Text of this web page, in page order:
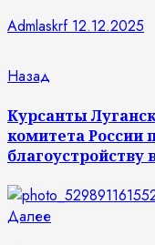
Admlaskrf 12.12.2025
Продолжить
чтение
Назад
Курсанты
комитета России
благоустройству
ДалееСледующая